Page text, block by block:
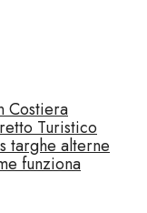
Costiera
Turistico
targhe alterne
funziona